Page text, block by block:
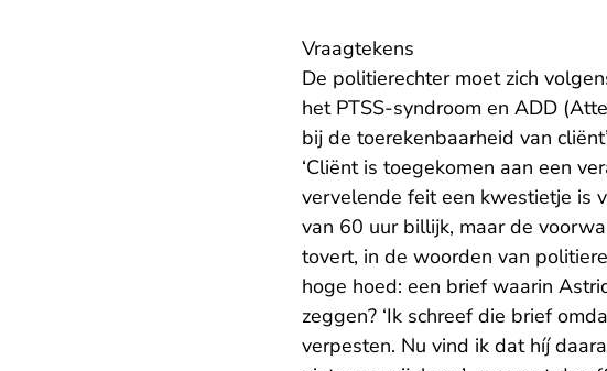
Vraagtekens
De politierechter moet zich
het PTSS-syndroom en ADD
bij de toerekenbaarheid van
‘Cliënt is toegekomen aan een
vervelende feit een kwestietje is
van 60 uur billijk, maar de
tovert, in de woorden van
hoge hoed: een brief waarin
zeggen? ‘Ik schreef die brief
verpesten. Nu vind ik dat híj